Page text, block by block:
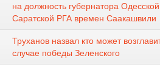
на должность губернатора
Саратской РГА времен Саакашвили
Труханов назвал кто может
случае победы Зеленского